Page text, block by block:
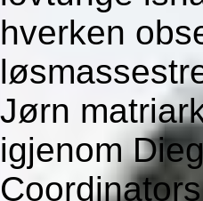
hverken
Jørn
igjenom